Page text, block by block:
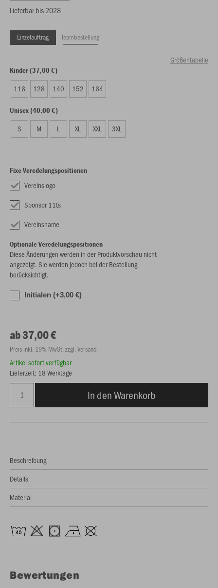
Lieferbar bis 2028
Einzelauftrag Teambestellung
Größentabelle
Kinder (37,00 €)
116 128 140 152 164
Unisex (40,00 €)
S M L XL XXL 3XL
Fixe Veredelungspositionen
Vereinslogo
Sponsor 11ts
Vereinsname
Optionale Veredelungspositionen
Diese Änderungen werden in der Produktvorschau nicht
angezeigt. Sie werden jedoch bei der Bestellung
berücksichtigt.
Initialen (+3,00 €)
ab 37,00 €
Preis inkl. 19% MwSt. zzgl. Versand
Artikel sofort verfügbar
Lieferzeit: 18 Werktage
In den Warenkorb
Beschreibung
Details
Material
Bewertungen